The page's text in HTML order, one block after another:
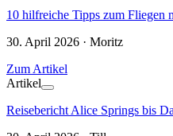
10 hilfreiche Tipps zum Fliegen
30. April 2026 · Moritz
Zum Artikel
Artikel
Reisebericht Alice Springs bis